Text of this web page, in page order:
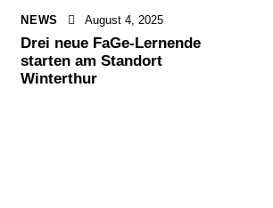
NEWS August 4, 2025
Drei neue FaGe-Lernende
starten am Standort
Winterthur